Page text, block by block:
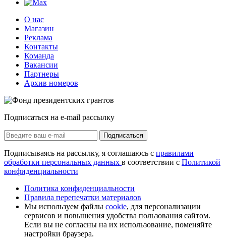
О нас
Магазин
Реклама
Контакты
Команда
Вакансии
Партнеры
Архив номеров
Подписаться на e-mail рассылку
Подписаться
Подписываясь на рассылку, я соглашаюсь с правилами
обработки персональных данных в соответствии с Политикой
конфиденциальности
Политика конфиденциальности
Правила перепечатки материалов
Мы используем файлы cookie, для персонализации
сервисов и повышения удобства пользования сайтом.
Если вы не согласны на их использование, поменяйте
настройки браузера.